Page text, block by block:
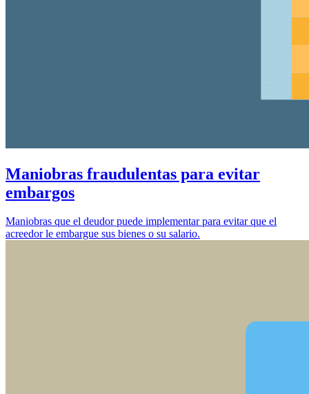
Maniobras fraudulentas para evitar
embargos
Maniobras que el deudor puede implementar para evitar que el
acreedor le embargue sus bienes o su salario.